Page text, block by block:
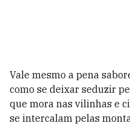
Vale mesmo a pena
como se deixar seduzir
que mora nas vilinhas e
se intercalam pelas